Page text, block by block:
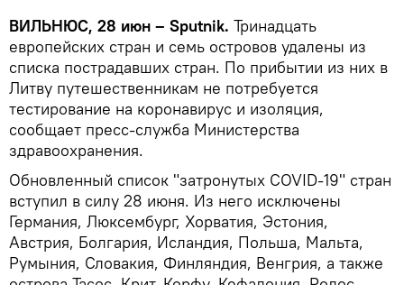
ВИЛЬНЮС, 28 июн – Sputnik. Тринадцать
европейских стран и семь островов удалены из
списка пострадавших стран. По прибытии из них в
Литву путешественникам не потребуется
тестирование на коронавирус и изоляция,
сообщает пресс-служба Министерства
здравоохранения.
Обновленный список "затронутых COVID-19" стран
вступил в силу 28 июня. Из него исключены
Германия, Люксембург, Хорватия, Эстония,
Австрия, Болгария, Исландия, Польша, Мальта,
Румыния, Словакия, Финляндия, Венгрия, а также